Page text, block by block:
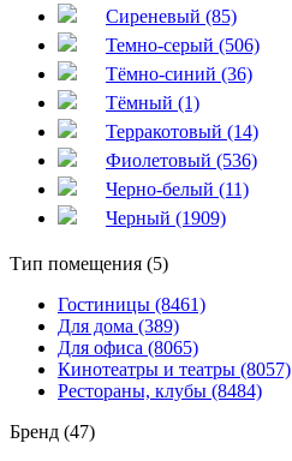
Сиреневый (85)
Темно-серый (506)
Тёмно-синий (36)
Тёмный (1)
Терракотовый (14)
Фиолетовый (536)
Черно-белый (11)
Черный (1909)
Тип помещения (5)
Гостиницы (8461)
Для дома (389)
Для офиса (8065)
Кинотеатры и театры (8057)
Рестораны, клубы (8484)
Бренд (47)